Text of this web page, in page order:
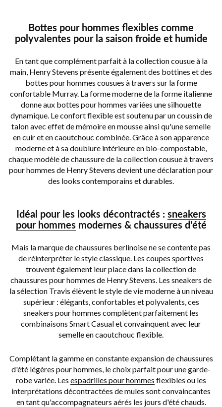
Bottes pour hommes flexibles comme
polyvalentes pour la saison froide et humide
En tant que complément parfait à la collection cousue à la
main, Henry Stevens présente également des bottines et des
bottes pour hommes cousues à travers sur la forme
confortable Murray. La forme moderne de la forme italienne
donne aux bottes pour hommes variées une silhouette
dynamique. Le confort flexible est soutenu par un coussin de
talon avec effet de mémoire en mousse ainsi qu'une semelle
en cuir et en caoutchouc combinée. Grâce à son apparence
moderne et à sa doublure intérieure en bio-compostable,
chaque modèle de chaussure de la collection cousue à travers
pour hommes de Henry Stevens devient une déclaration pour
des looks contemporains et durables.
Idéal pour les looks décontractés : sneakers
pour hommesmodernes & chaussures d'été
Mais la marque de chaussures berlinoise ne se contente pas
de réinterpréter le style classique. Les coupes sportives
trouvent également leur place dans la collection de
chaussures pour hommes de Henry Stevens. Les sneakers de
la sélection Travis élèvent le style de vie moderne à un niveau
supérieur : élégants, confortables et polyvalents, ces
sneakers pour hommes complètent parfaitement les
combinaisons Smart Casualet convainquent avec leur
semelle en caoutchouc flexible.
Complétant la gamme en constante expansion de chaussures
d'été légères pour hommes, le choix parfait pour une garde-
robe variée. Les espadrilles pour hommes flexibles ou les
interprétations décontractées de mules sont convaincantes
en tant qu'accompagnateurs aérés les jours d'été chauds.